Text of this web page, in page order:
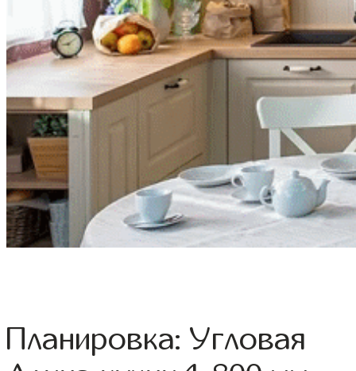
Планировка: Угловая